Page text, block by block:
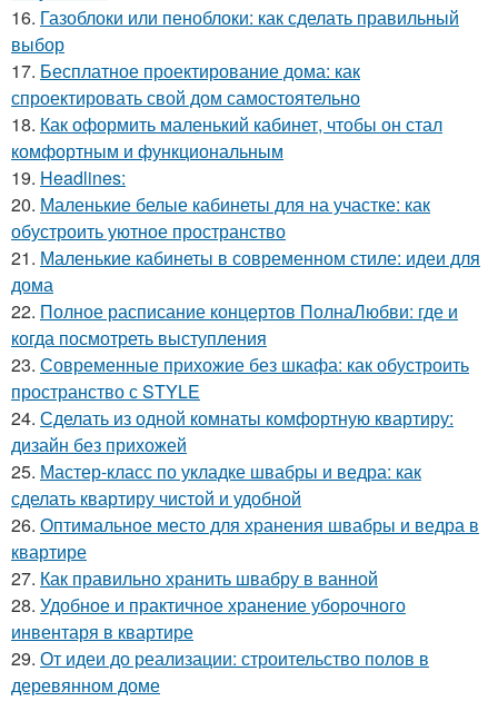
16. Газоблоки или пеноблоки: как сделать правильный
выбор
17. Бесплатное проектирование дома: как
спроектировать свой дом самостоятельно
18. Как оформить маленький кабинет, чтобы он стал
комфортным и функциональным
19. Headlines:
20. Маленькие белые кабинеты для на участке: как
обустроить уютное пространство
21. Маленькие кабинеты в современном стиле: идеи для
дома
22. Полное расписание концертов ПолнаЛюбви: где и
когда посмотреть выступления
23. Современные прихожие без шкафа: как обустроить
пространство с STYLE
24. Сделать из одной комнаты комфортную квартиру:
дизайн без прихожей
25. Мастер-класс по укладке швабры и ведра: как
сделать квартиру чистой и удобной
26. Оптимальное место для хранения швабры и ведра в
квартире
27. Как правильно хранить швабру в ванной
28. Удобное и практичное хранение уборочного
инвентаря в квартире
29. От идеи до реализации: строительство полов в
деревянном доме